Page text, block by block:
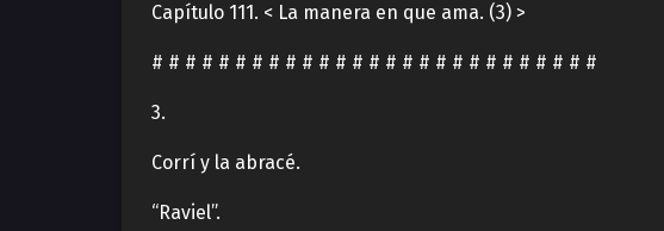
Capítulo 111. < La manera en que ama. (3) >
# # # # # # # # # # # # # # # # # # # # # # # # # # #
3.
Corrí y la abracé.
“Raviel”.